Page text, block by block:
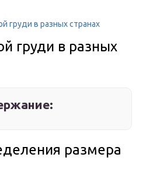
груди в разных странах
груди в разных
размера